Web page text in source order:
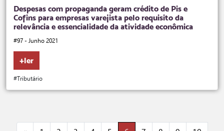
Despesas com propaganda geram crédito de Pis e
Cofins para empresas varejista pelo requisito da
relevância e essencialidade da atividade econômica
#97 - Junho 2021
+ler
#Tributário